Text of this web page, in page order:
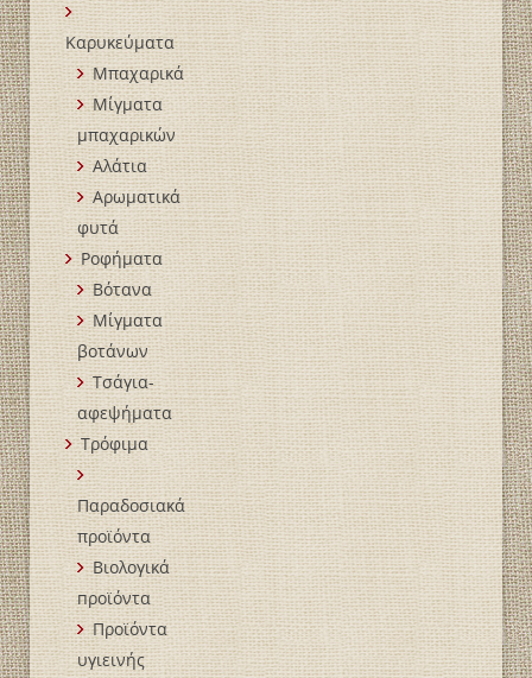
Καρυκεύματα
Μπαχαρικά
Mίγματα
μπαχαρικών
Αλάτια
Αρωματικά
φυτά
Ροφήματα
Βότανα
Μίγματα
βοτάνων
Τσάγια-
αφεψήματα
Τρόφιμα
Παραδοσιακά
προϊόντα
Βιολογικά
пροϊόντα
Προϊόντα
υγιεινής